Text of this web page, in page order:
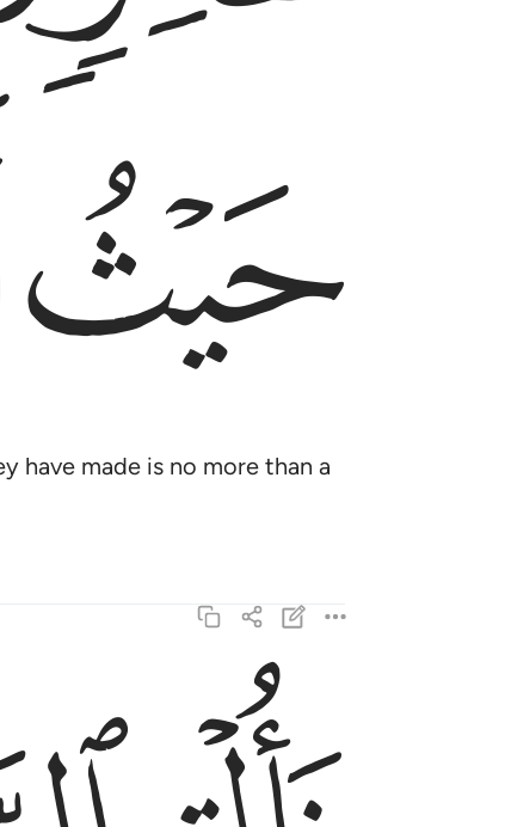
ﱸ
have made is no more than a
فالقي السحرة سجدا قالوا امنا برب هارون
فَأُلْقِىَ ٱلسَّحَرَةُ سُجَّدًۭا قَالُوٓا۟ ءَامَنَّا بِرَبِّ